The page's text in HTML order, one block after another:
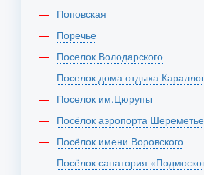
Поповская
Поречье
Поселок Володарского
Поселок дома отдыха
Поселок им.Цюрупы
Посёлок аэропорта
Посёлок имени Воровского
Посёлок санатория